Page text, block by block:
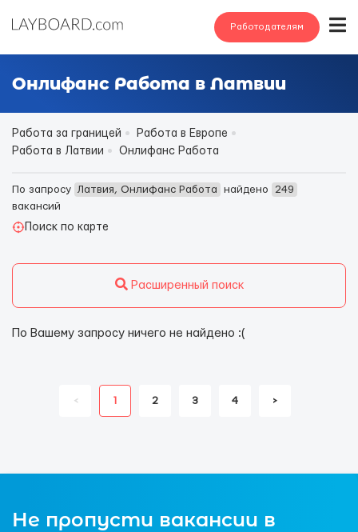
Работодателям
Онлифанс Работа в Латвии
Работа за границей
Работа в Европе
Работа в Латвии
Онлифанс Работа
По запросу Латвия, Онлифанс Работа найдено
249
вакансий
Поиск по карте
Расширенный поиск
По Вашему запросу ничего не найдено :(
< 1 2 3 4 >
Не пропусти вакансии в